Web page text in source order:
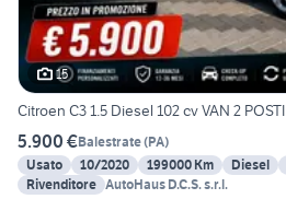
15
Citroen C3 1.5 Diesel 102 cv VAN 2 POSTI
5.900 €Balestrate(PA)
Usato
10/2020 199000 Km Diesel
Rivenditore AutoHaus D.C.S. s.r.l.